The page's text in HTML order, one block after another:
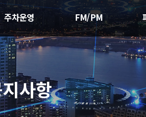
주차운영 FM/PM
사항